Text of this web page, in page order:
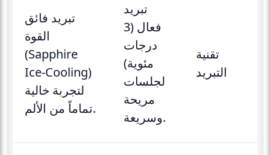
تقنية
التبريد
تبريد
فعال (3
درجات
مئوية)
لجلسات
مريحة
وسريعة.
تبريد فائق
القوة
(Sapphire
Ice-Cooling)
لتجربة خالية
تماماً من الألم.